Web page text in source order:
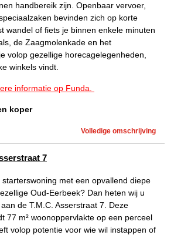
handbereik zijn. Openbaar vervoer,
bevinden zich op korte
wandel of fiets je binnen enkele minuten
de Zaagmolenkade en het
volop gezellige horecagelegenheden,
winkels vindt.
informatie op Funda.
koper
Volledige omschrijving
7
met een opvallend diepe
Oud-Eerbeek? Dan heten wij u
de T.M.C. Asserstraat 7. Deze
77 m² woonoppervlakte op een perceel
volop potentie voor wie wil instappen of